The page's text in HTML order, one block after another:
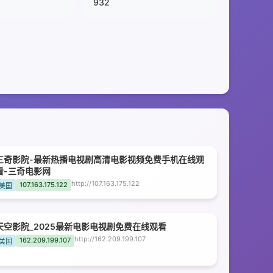
932
奇影院-最新热播电视剧高清电影视频免费手机在线观
-三奇电影网
国 107.163.175.122 http://107.163.175.122
空影院_2025最新电影电视剧免费在线观看
国 162.209.199.107 http://162.209.199.107